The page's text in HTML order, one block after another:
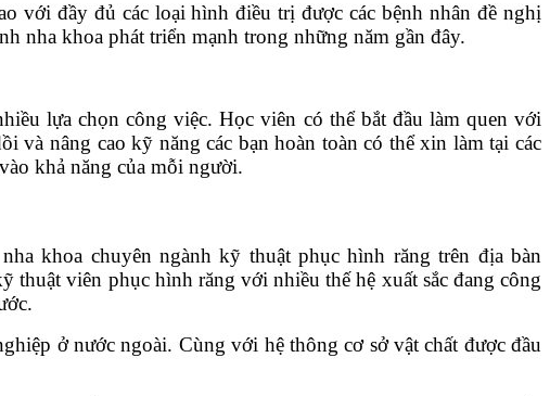
với đầy đủ các loại hình điều trị được các bệnh nhân đề nghị
nha khoa phát triển mạnh trong những năm gần đây.
lựa chọn công việc. Học viên có thể bắt đầu làm quen với
nâng cao kỹ năng các bạn hoàn toàn có thể xin làm tại các
khả năng của mỗi người.
khoa chuyên ngành kỹ thuật phục hình răng trên địa bàn
thuật viên phục hình răng với nhiều thế hệ xuất sắc đang công
ở nước ngoài. Cùng với hệ thông cơ sở vật chất được đầu